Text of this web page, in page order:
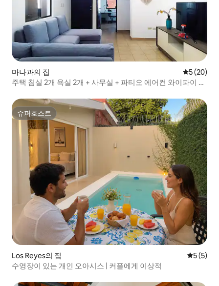
마나과의 집 평점 5점(5
5 (20)
주택 침실 2개 욕실 2개 + 사무실 + 파티오 에어컨 와이파이 공
슈퍼호스트
슈퍼호스트
Los Reyes의 집 평점 5점
5 (5)
수영장이 있는 개인 오아시스 | 커플에게 이상적